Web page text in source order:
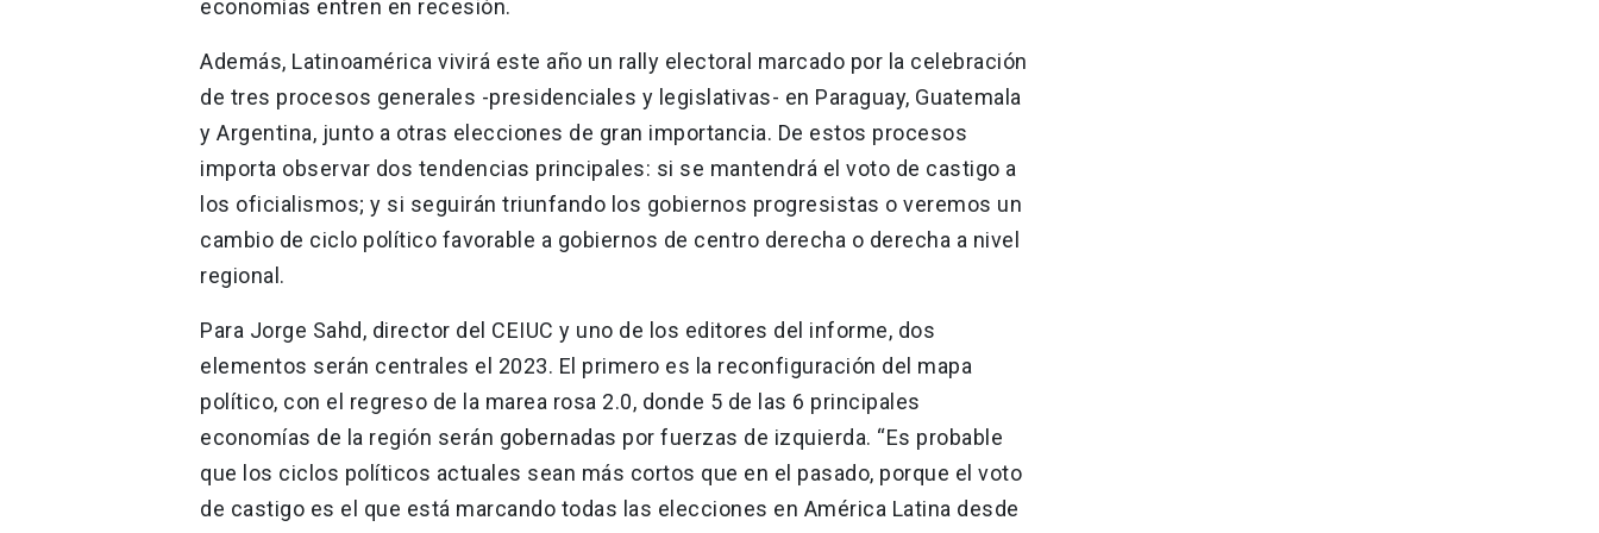
economías entren en recesión.
Además, Latinoamérica vivirá este año un rally electoral marcado por la celebración
de tres procesos generales -presidenciales y legislativas- en Paraguay, Guatemala
y Argentina, junto a otras elecciones de gran importancia. De estos procesos
importa observar dos tendencias principales: si se mantendrá el voto de castigo a
los oficialismos; y si seguirán triunfando los gobiernos progresistas o veremos un
cambio de ciclo político favorable a gobiernos de centro derecha o derecha a nivel
regional.
Para Jorge Sahd, director del CEIUC y uno de los editores del informe, dos
elementos serán centrales el 2023. El primero es la reconfiguración del mapa
político, con el regreso de la marea rosa 2.0, donde 5 de las 6 principales
economías de la región serán gobernadas por fuerzas de izquierda. “Es probable
que los ciclos políticos actuales sean más cortos que en el pasado, porque el voto
de castigo es el que está marcando todas las elecciones en América Latina desde